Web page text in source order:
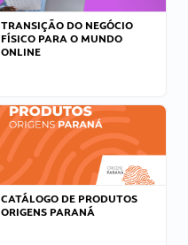
TRANSIÇÃO DO NEGÓCIO
FÍSICO PARA O MUNDO
ONLINE
CATÁLOGO DE PRODUTOS
ORIGENS PARANÁ